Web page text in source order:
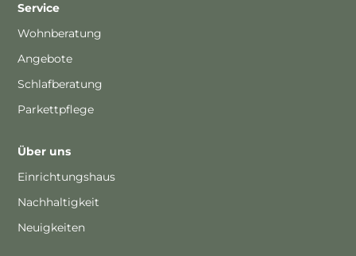
Service
Wohnberatung
Angebote
Schlafberatung
Parkettpflege
Über uns
Einrichtungshaus
Nachhaltigkeit
Neuigkeiten